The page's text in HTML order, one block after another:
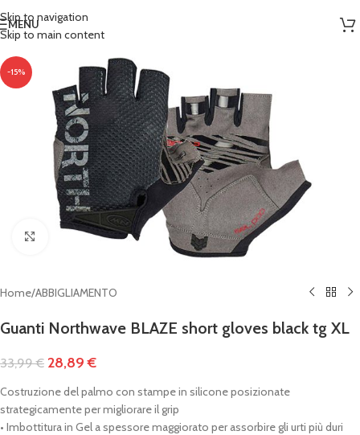
Skip to navigation
Skip to main content
MENU
-15%
Clicca per ingrandire
Home/ABBIGLIAMENTO
Guanti Northwave BLAZE short gloves black tg XL
33,99€ 28,89€
Costruzione del palmo con stampe in silicone posizionate
strategicamente per migliorare il grip
• Imbottitura in Gel a spessore maggiorato per assorbire gli urti più duri